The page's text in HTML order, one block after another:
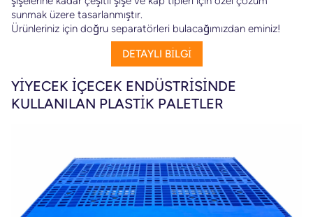
sunmak üzere tasarlanmıştır.
Ürünleriniz için doğru separatörleri bulacağımızdan eminiz!
DETAYLI BİLGİ
YİYECEK İÇECEK ENDÜSTRİSİNDE
KULLANILAN PLASTİK PALETLER